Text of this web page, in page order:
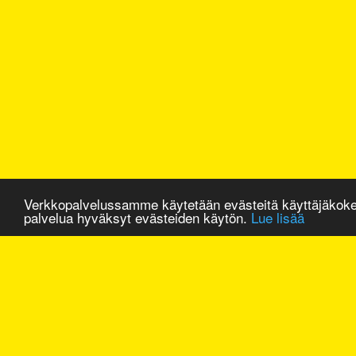
Verkkopalvelussamme käytetään evästeitä
palvelua hyväksyt evästeiden käytön. Lue lisää